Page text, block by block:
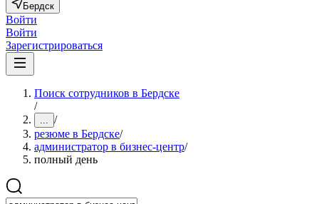
Бердск
Войти
Войти
Зарегистрироваться
Поиск сотрудников в Бердске
/
... /
резюме в Бердске/
администратор в бизнес-центр/
полный день